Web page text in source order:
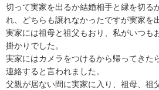
切って実家を出るか結婚相手と縁を切る
れ、どちらも譲れなかったですが実家を
実家には祖母と祖父もおり、私がいつも
掛かりでした。
実家にはカメラをつけるから帰ってきた
連絡すると言われました。
父親が居ない間に実家に入り、祖母、祖